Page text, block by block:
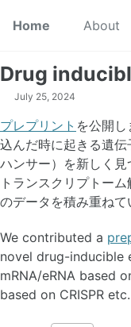
Home
About
Drug
July 25, 2024
プレプリント を公開
込んだ時に起きる遺
ハンサー）を新しく
トランスクリプトー
のデータを積み重ねて
We contributed a
novel drug-inducible
mRNA/eRNA based
based on CRISPR etc.